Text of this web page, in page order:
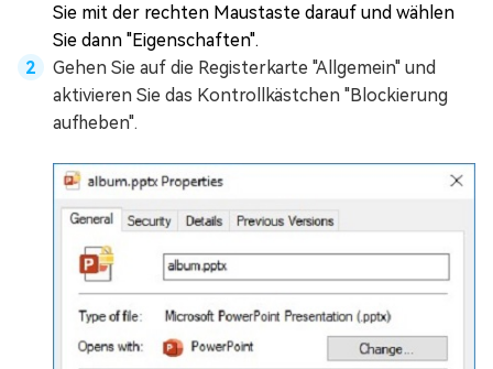
Sie mit der rechten Maustaste darauf und wählen
Sie dann "Eigenschaften".
Gehen Sie auf die Registerkarte "Allgemein" und
aktivieren Sie das Kontrollkästchen "Blockierung
aufheben".